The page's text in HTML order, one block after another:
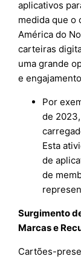
aplicativos
medida que o
América do
carteiras
uma grande
e
Por
de
Esta
de
de
Surgimento
Marcas e
Cartões-